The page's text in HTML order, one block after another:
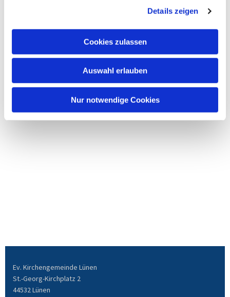
Details zeigen
Cookies zulassen
Auswahl erlauben
Nur notwendige Cookies
Ev. Kirchengemeinde Lünen
St.-Georg-Kirchplatz 2
44532 Lünen